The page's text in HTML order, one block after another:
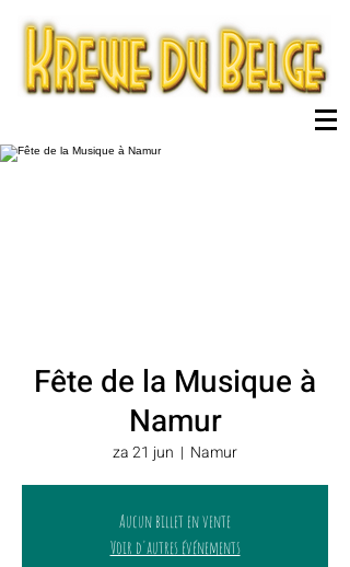
Fête de la Musique à
Namur
za 21 jun
  |
Namur
Aucun billet en vente
Voir d'autres événements